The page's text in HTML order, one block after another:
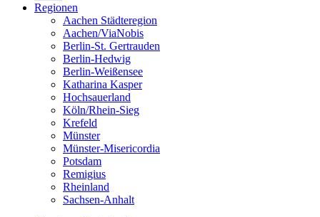
Regionen
Aachen Städteregion
Aachen/ViaNobis
Berlin-St. Gertrauden
Berlin-Hedwig
Berlin-Weißensee
Katharina Kasper
Hochsauerland
Köln/Rhein-Sieg
Krefeld
Münster
Münster-Misericordia
Potsdam
Remigius
Rheinland
Sachsen-Anhalt